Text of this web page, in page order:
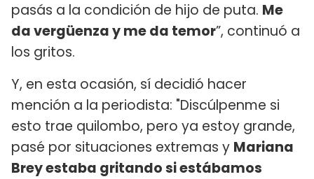
pasás a la condición de hijo de puta. Me
da vergüenza y me da temor”, continuó a
los gritos.
Y, en esta ocasión, sí decidió hacer
mención a la periodista: "Discúlpenme si
esto trae quilombo, pero ya estoy grande,
pasé por situaciones extremas y Mariana
Brey estaba gritando si estábamos